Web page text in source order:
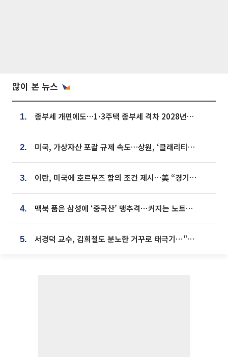
많이 본 뉴스
1. 종부세 개편에도…1·3주택 종부세 격차 2028년부터 확대
2. 미국, 가상자산 포괄 규제 속도…상원, ‘클래리티법’ 9월 절차투표 추진
3. 이란, 미국에 호르무즈 합의 조건 제시…美 “경기 아직 안 끝나” [종합]
4. 맥북 품은 삼성에 ‘중국산’ 맹추격⋯커지는 노트북 OLED 시장
5. 서경덕 교수, 김희철도 분노한 거꾸로 태극기⋯"엉터리는 아냐, 아쉬울 뿐"